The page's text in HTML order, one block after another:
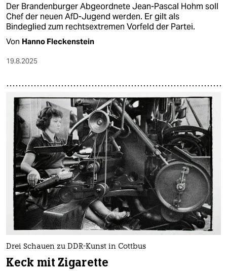
Der Brandenburger Abgeordnete Jean-Pascal Hohm soll
Chef der neuen AfD-Jugend werden. Er gilt als
Bindeglied zum rechtsextremen Vorfeld der Partei.
Von Hanno Fleckenstein
19.8.2025
Drei Schauen zu DDR-Kunst in Cottbus
Keck mit Zigarette